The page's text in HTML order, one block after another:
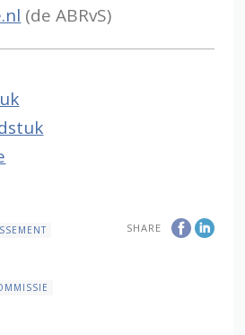
(de ABRvS)
SHARE